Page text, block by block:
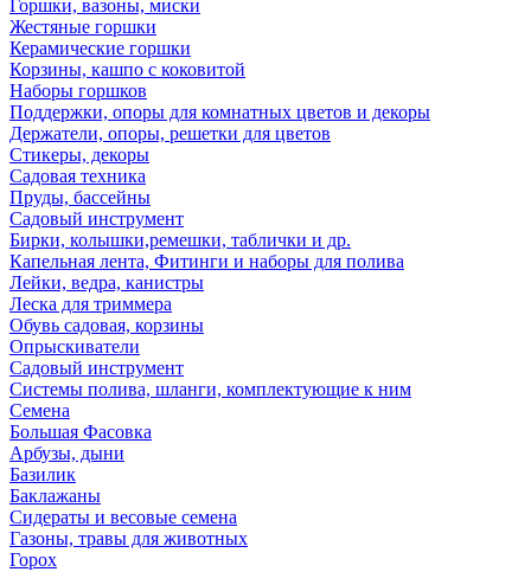
Горшки, вазоны, миски
Жестяные горшки
Керамические горшки
Корзины, кашпо с коковитой
Наборы горшков
Поддержки, опоры для комнатных цветов и декоры
Держатели, опоры, решетки для цветов
Стикеры, декоры
Садовая техника
Пруды, бассейны
Садовый инструмент
Бирки, колышки,ремешки, таблички и др.
Капельная лента, Фитинги и наборы для полива
Лейки, ведра, канистры
Леска для триммера
Обувь садовая, корзины
Опрыскиватели
Садовый инструмент
Системы полива, шланги, комплектующие к ним
Семена
Большая Фасовка
Арбузы, дыни
Базилик
Баклажаны
Сидераты и весовые семена
Газоны, травы для животных
Горох